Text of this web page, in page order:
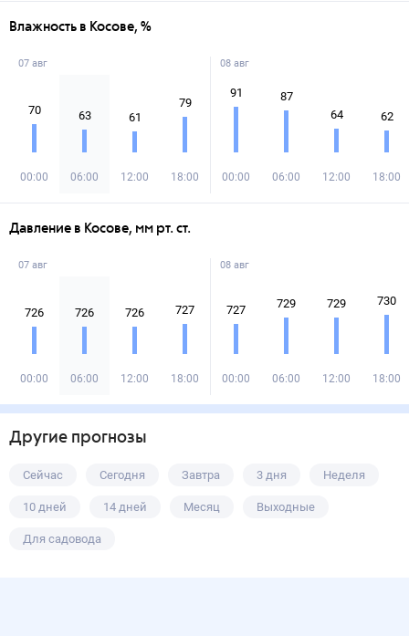
Влажность в Косове, %
07 авг
70
00:00
63
06:00
61
12:00
79
18:00
08 авг
91
00:00
87
06:00
64
12:00
62
18:00
Давление в Косове, мм рт. ст.
07 авг
726
00:00
726
06:00
726
12:00
727
18:00
08 авг
727
00:00
729
06:00
729
12:00
730
18:00
Другие прогнозы
Сейчас Сегодня Завтра 3 дня Неделя
10 дней 14 дней Месяц Выходные
Для садовода